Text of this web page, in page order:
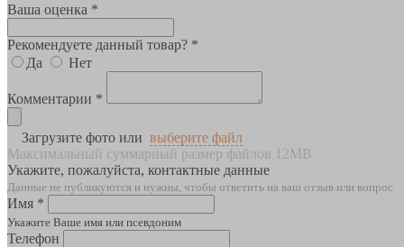
Ваша оценка *
Рекомендуете данный товар? *
Да
Нет
Комментарии *
Загрузите фото или выберите файл
Максимальный суммарный размер файлов 12MB
Укажите, пожалуйста, контактные данные
Данные не публикуются и нужны, чтобы ответить на ваш отзыв или вопрос
Имя *
Укажите Ваше имя или псевдоним
Телефон